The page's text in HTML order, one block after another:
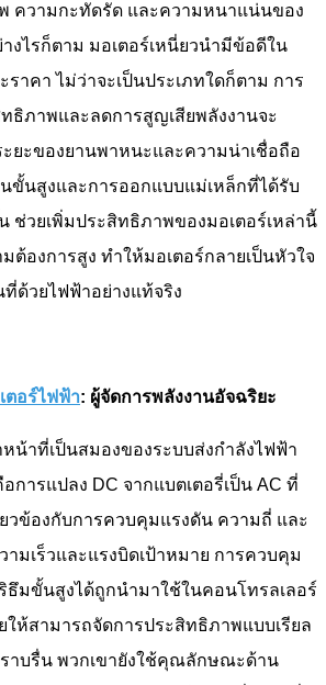
ความกะทัดรัด และความหนาแน่นของ
งไรก็ตาม มอเตอร์เหนี่ยวนำมีข้อดีใน
าคา ไม่ว่าจะเป็นประเภทใดก็ตาม การ
ธิภาพและลดการสูญเสียพลังงานจะ
ะยะของยานพาหนะและความน่าเชื่อถือ
ขั้นสูงและการออกแบบแม่เหล็กที่ได้รับ
ช่วยเพิ่มประสิทธิภาพของมอเตอร์เหล่านี้
ต้องการสูง ทำให้มอเตอร์กลายเป็นหัวใจ
ด้วยไฟฟ้าอย่างแท้จริง
ตอร์ไฟฟ้า: ผู้จัดการพลังงานอัจฉริยะ
น้าที่เป็นสมองของระบบส่งกำลังไฟฟ้า
การแปลง DC จากแบตเตอรี่เป็น AC ที่
วข้องกับการควบคุมแรงดัน ความถี่ และ
ามเร็วและแรงบิดเป้าหมาย การควบคุม
มขั้นสูงได้ถูกนำมาใช้ในคอนโทรลเลอร์
ห้สามารถจัดการประสิทธิภาพแบบเรียล
าบรื่น พวกเขายังใช้คุณลักษณะด้าน